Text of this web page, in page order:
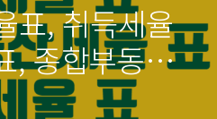
표, 취득세율
, 종합부동산
! 총정리